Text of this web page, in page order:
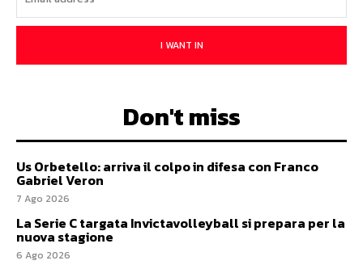
I WANT IN
Don't miss
Us Orbetello: arriva il colpo in difesa con Franco
Gabriel Veron
7 Ago 2026
La Serie C targata Invictavolleyball si prepara per la
nuova stagione
6 Ago 2026